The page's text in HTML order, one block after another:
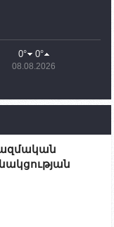
շատ օգտակար
կմեկնի
զոհվածների
0° 0°
08.08.2026